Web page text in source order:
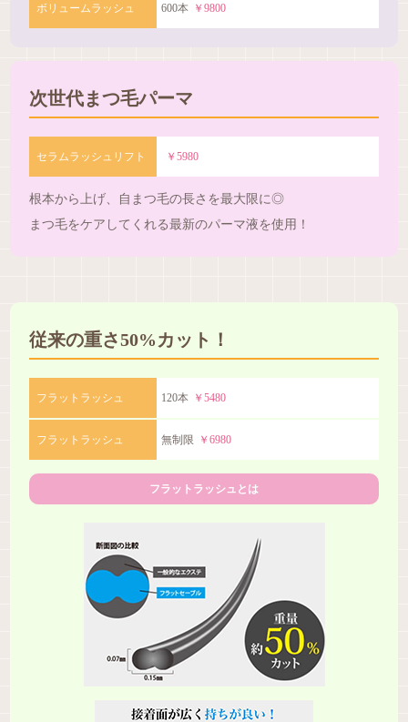
ボリュームラッシュ 600本 ￥9800
次世代まつ毛パーマ
セラムラッシュリフト ￥5980
根本から上げ、自まつ毛の長さを最大限に◎
まつ毛をケアしてくれる最新のパーマ液を使用！
従来の重さ50%カット！
フラットラッシュ 120本 ￥5480
フラットラッシュ 無制限 ￥6980
フラットラッシュとは